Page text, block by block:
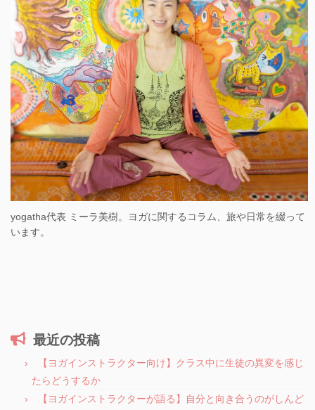
yogatha代表 ミーラ美樹。ヨガに関するコラム、旅や日常を綴って
います。
最近の投稿
【ヨガインストラクター向け】クラス中に生徒の異変を感じ
たらどうするか
【ヨガインストラクターが語る】自分と向き合うのがしんど